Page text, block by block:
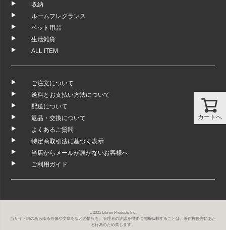
カートへ
収納
ルームフレグランス
ペット用品
生活雑貨
ALL ITEM
ご注文について
送料とお支払い方法について
配送について
返品・交換について
よくあるご質問
特定商取引法に基づく表示
当店からメールが届かないお客様へ
ご利用ガイド
c 2021 Life on Products Inc.
当サイト内のあらゆる画像や文章をなどの情報を、管理者の許諾を得ずに無断転載することは、著作権侵害にあた
る行為のため禁じます。